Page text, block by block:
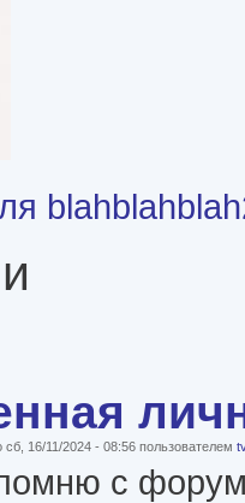
16/11/2024 - 08:56 пользователем
с